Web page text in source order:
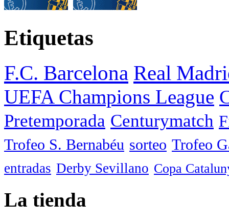
Etiquetas
F.C. Barcelona Real
UEFA Champions League
Pretemporada Centurymatch
Trofeo S. Bernabéu sorteo Trofeo
entradas Derby Sevillano Copa
La tienda